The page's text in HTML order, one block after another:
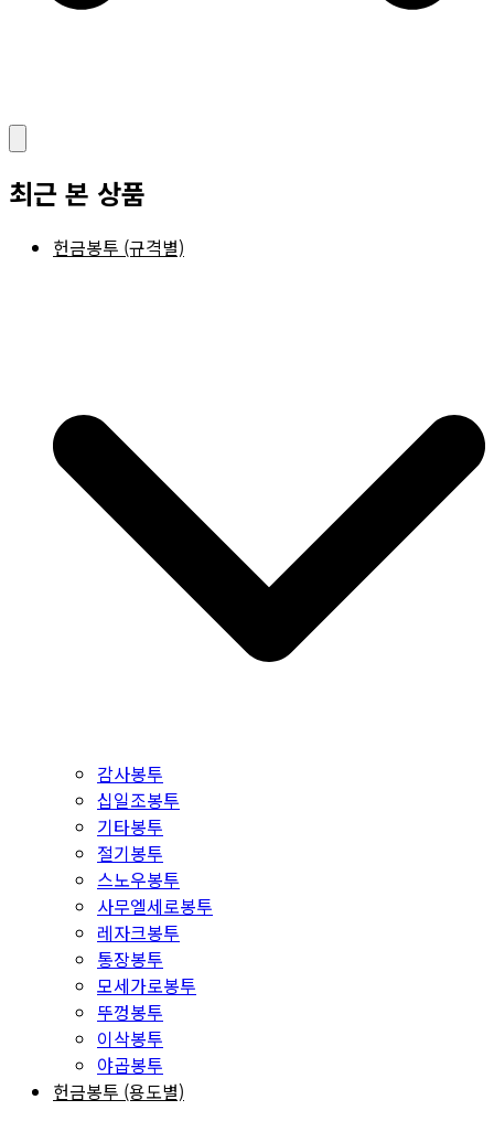
최근 본 상품
헌금봉투 (규격별)
감사봉투
십일조봉투
기타봉투
절기봉투
스노우봉투
사무엘세로봉투
레자크봉투
통장봉투
모세가로봉투
뚜껑봉투
이삭봉투
야곱봉투
헌금봉투 (용도별)